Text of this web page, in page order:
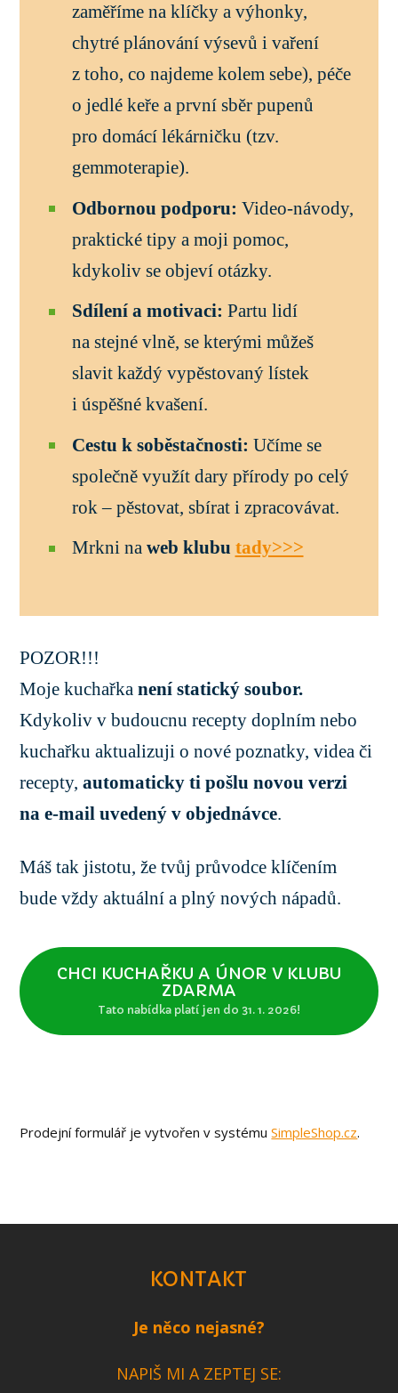
zaměříme na klíčky a výhonky,
chytré plánování výsevů i vaření
z toho, co najdeme kolem sebe), péče
o jedlé keře a první sběr pupenů
pro domácí lékárničku (tzv.
gemmoterapie).
Odbornou podporu: Video-návody,
praktické tipy a moji pomoc,
kdykoliv se objeví otázky.
Sdílení a motivaci: Partu lidí
na stejné vlně, se kterými můžeš
slavit každý vypěstovaný lístek
i úspěšné kvašení.
Cestu k soběstačnosti: Učíme se
společně využít dary přírody po celý
rok – pěstovat, sbírat i zpracovávat.
Mrkni na web klubu tady>>>
POZOR!!!
Moje kuchařkanení statický soubor.
Kdykoliv v budoucnu recepty doplním nebo
kuchařku aktualizuji o nové poznatky, videa či
recepty,automaticky ti pošlu novou verzi
na e-mail uvedený v objednávce.
Máš tak jistotu, že tvůj průvodce klíčením
bude vždy aktuální a plný nových nápadů.
CHCI KUCHAŘKU A ÚNOR V KLUBU
ZDARMA
Tato nabídka platí jen do 31. 1. 2026!
Prodejní formulář je vytvořen v systémuSimpleShop.cz.
KONTAKT
Je něco nejasné?
NAPIŠ MI A ZEPTEJ SE: